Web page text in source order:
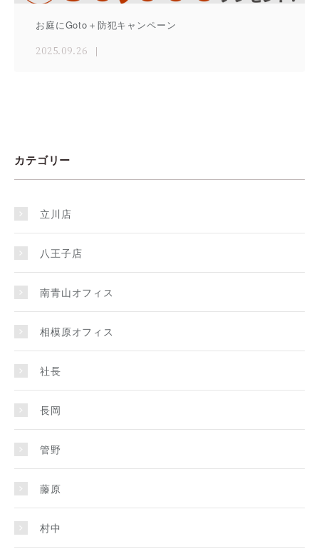
お庭にGoto＋防犯キャンペーン
2025.09.26
カテゴリー
立川店
八王子店
南青山オフィス
相模原オフィス
社長
長岡
管野
藤原
村中